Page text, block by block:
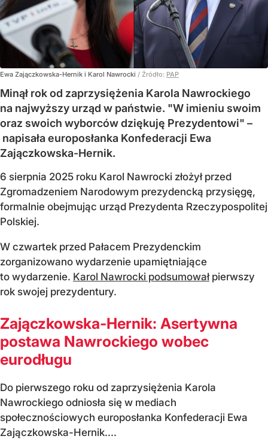
Ewa Zajączkowska-Hernik i Karol Nawrocki / Źródło: PAP
Minął rok od zaprzysiężenia Karola Nawrockiego
na najwyższy urząd w państwie. "W imieniu swoim
oraz swoich wyborców dziękuję Prezydentowi" –
napisała europosłanka Konfederacji Ewa
Zajączkowska-Hernik.
6 sierpnia 2025 roku Karol Nawrocki złożył przed
Zgromadzeniem Narodowym prezydencką przysięgę,
formalnie obejmując urząd Prezydenta Rzeczypospolitej
Polskiej.
W czwartek przed Pałacem Prezydenckim
zorganizowano wydarzenie upamiętniające
to wydarzenie. Karol Nawrocki podsumowałpierwszy
rok swojej prezydentury.
Zajączkowska-Hernik: Asertywna
postawa Nawrockiego wobec
eurodługu
Do pierwszego roku od zaprzysiężenia Karola
Nawrockiego odniosła się w mediach
społecznościowych europosłanka Konfederacji Ewa
Zajączkowska-Hernik....